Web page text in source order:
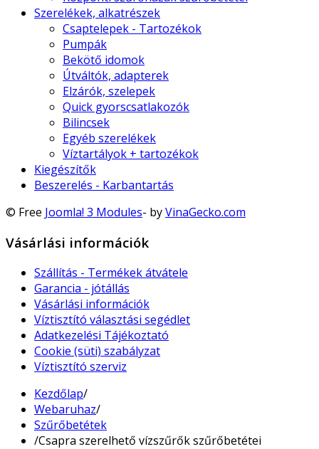
Szerelékek, alkatrészek
Csaptelepek - Tartozékok
Pumpák
Bekötő idomok
Útváltók, adapterek
Elzárók, szelepek
Quick gyorscsatlakozók
Bilincsek
Egyéb szerelékek
Víztartályok + tartozékok
Kiegészítők
Beszerelés - Karbantartás
© Free Joomla! 3 Modules- byVinaGecko.com
Vásárlási információk
Szállítás - Termékek átvátele
Garancia - jótállás
Vásárlási információk
Víztisztító választási segédlet
Adatkezelési Tájékoztató
Cookie (süti) szabályzat
Víztisztító szerviz
Kezdőlap/
Webaruhaz/
Szűrőbetétek
/Csapra szerelhető vízszűrők szűrőbetétei